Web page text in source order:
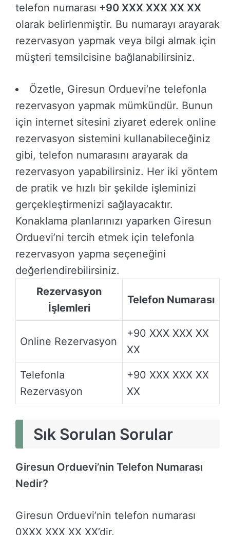
telefon numarası +90 XXX XXX XX XX
olarak belirlenmiştir. Bu numarayı arayarak
rezervasyon yapmak veya bilgi almak için
müşteri temsilcisine bağlanabilirsiniz.
Özetle, Giresun Orduevi’ne telefonla
rezervasyon yapmak mümkündür. Bunun
için internet sitesini ziyaret ederek online
rezervasyon sistemini kullanabileceğiniz
gibi, telefon numarasını arayarak da
rezervasyon yapabilirsiniz. Her iki yöntem
de pratik ve hızlı bir şekilde işleminizi
gerçekleştirmenizi sağlayacaktır.
Konaklama planlarınızı yaparken Giresun
Orduevi’ni tercih etmek için telefonla
rezervasyon yapma seçeneğini
değerlendirebilirsiniz.
Rezervasyon
İşlemleri
Telefon Numarası
Online Rezervasyon
+90 XXX XXX XX
XX
Telefonla
Rezervasyon
+90 XXX XXX XX
XX
Sık Sorulan Sorular
Giresun Orduevi’nin Telefon Numarası
Nedir?
Giresun Orduevi’nin telefon numarası
0XXX XXX XX XX’dir.